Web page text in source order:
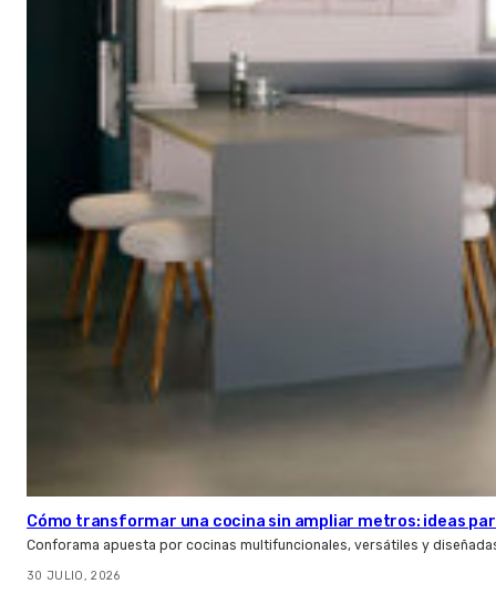
Cómo transformar una cocina sin ampliar metros: ideas
Conforama apuesta por cocinas multifuncionales, versátiles y
30 JULIO, 2026